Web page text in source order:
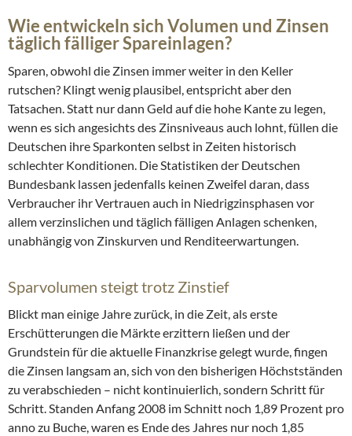
Wie entwickeln sich Volumen und Zinsen
täglich fälliger Spareinlagen?
Sparen, obwohl die Zinsen immer weiter in den Keller
rutschen? Klingt wenig plausibel, entspricht aber den
Tatsachen. Statt nur dann Geld auf die hohe Kante zu legen,
wenn es sich angesichts des Zinsniveaus auch lohnt, füllen die
Deutschen ihre Sparkonten selbst in Zeiten historisch
schlechter Konditionen. Die Statistiken der Deutschen
Bundesbank lassen jedenfalls keinen Zweifel daran, dass
Verbraucher ihr Vertrauen auch in Niedrigzinsphasen vor
allem verzinslichen und täglich fälligen Anlagen schenken,
unabhängig von Zinskurven und Renditeerwartungen.
Sparvolumen steigt trotz Zinstief
Blickt man einige Jahre zurück, in die Zeit, als erste
Erschütterungen die Märkte erzittern ließen und der
Grundstein für die aktuelle Finanzkrise gelegt wurde, fingen
die Zinsen langsam an, sich von den bisherigen Höchstständen
zu verabschieden – nicht kontinuierlich, sondern Schritt für
Schritt. Standen Anfang 2008 im Schnitt noch 1,89 Prozent pro
anno zu Buche, waren es Ende des Jahres nur noch 1,85